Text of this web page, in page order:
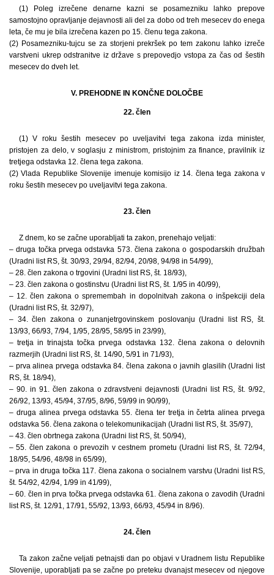
(1) Poleg izrečene denarne kazni se posamezniku lahko prepove
samostojno opravljanje dejavnosti ali del za dobo od treh mesecev do enega
leta, če mu je bila izrečena kazen po 15. členu tega zakona.
(2) Posamezniku-tujcu se za storjeni prekršek po tem zakonu lahko izreče
varstveni ukrep odstranitve iz države s prepovedjo vstopa za čas od šestih
mesecev do dveh let.
V. PREHODNE IN KONČNE DOLOČBE
22. člen
(1) V roku šestih mesecev po uveljavitvi tega zakona izda minister,
pristojen za delo, v soglasju z ministrom, pristojnim za finance, pravilnik iz
tretjega odstavka 12. člena tega zakona.
(2) Vlada Republike Slovenije imenuje komisijo iz 14. člena tega zakona v
roku šestih mesecev po uveljavitvi tega zakona.
23. člen
Z dnem, ko se začne uporabljati ta zakon, prenehajo veljati:
– druga točka prvega odstavka 573. člena zakona o gospodarskih družbah
(Uradni list RS, št. 30/93, 29/94, 82/94, 20/98, 94/98 in 54/99),
– 28. člen zakona o trgovini (Uradni list RS, št. 18/93),
– 23. člen zakona o gostinstvu (Uradni list RS, št. 1/95 in 40/99),
– 12. člen zakona o spremembah in dopolnitvah zakona o inšpekciji dela
(Uradni list RS, št. 32/97),
– 34. člen zakona o zunanjetrgovinskem poslovanju (Uradni list RS, št.
13/93, 66/93, 7/94, 1/95, 28/95, 58/95 in 23/99),
– tretja in trinajsta točka prvega odstavka 132. člena zakona o delovnih
razmerjih (Uradni list RS, št. 14/90, 5/91 in 71/93),
– prva alinea prvega odstavka 84. člena zakona o javnih glasilih (Uradni list
RS, št. 18/94),
– 90. in 91. člen zakona o zdravstveni dejavnosti (Uradni list RS, št. 9/92,
26/92, 13/93, 45/94, 37/95, 8/96, 59/99 in 90/99),
– druga alinea prvega odstavka 55. člena ter tretja in četrta alinea prvega
odstavka 56. člena zakona o telekomunikacijah (Uradni list RS, št. 35/97),
– 43. člen obrtnega zakona (Uradni list RS, št. 50/94),
– 55. člen zakona o prevozih v cestnem prometu (Uradni list RS, št. 72/94,
18/95, 54/96, 48/98 in 65/99),
– prva in druga točka 117. člena zakona o socialnem varstvu (Uradni list RS,
št. 54/92, 42/94, 1/99 in 41/99),
– 60. člen in prva točka prvega odstavka 61. člena zakona o zavodih (Uradni
list RS, št. 12/91, 17/91, 55/92, 13/93, 66/93, 45/94 in 8/96).
24. člen
Ta zakon začne veljati petnajsti dan po objavi v Uradnem listu Republike
Slovenije, uporabljati pa se začne po preteku dvanajst mesecev od njegove